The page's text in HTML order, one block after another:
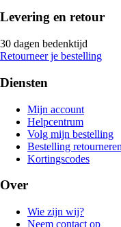
Levering en retour
30 dagen bedenktijd
Retourneer je bestelling
Diensten
Mijn account
Helpcentrum
Volg mijn bestelling
Bestelling retourneren
Kortingscodes
Over
Wie zijn wij?
Neem contact op